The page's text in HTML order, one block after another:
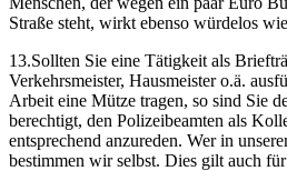
Straße steht, wirkt ebenso würdelos
13.Sollten Sie eine Tätigkeit als
Verkehrsmeister, Hausmeister o.ä.
Arbeit eine Mütze tragen, so sind Sie
berechtigt, den Polizeibeamten als
entsprechend anzureden. Wer in
bestimmen wir selbst. Dies gilt auch